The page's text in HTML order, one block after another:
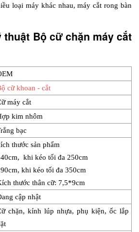
loại máy khác nhau, máy cắt rong bàn
thuật Bộ cữ chặn máy cắt
cữ khoan - cắt
máy cắt
kim nhôm
bạc
thước sản phẩm
khi kéo tối đa 250cm
khi kéo tối đa 350cm
thước thân cữ: 7,5*9cm
cập nhật
chặn, kính lúp nhựa, phụ kiện, ốc lắp